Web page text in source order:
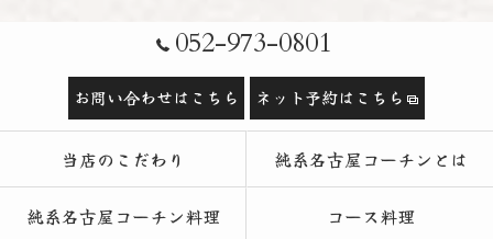
052-973-0801
お問い合わせはこちら ネット予約はこちら
当店のこだわり 純系名古屋コーチンとは
純系名古屋コーチン料理 コース料理